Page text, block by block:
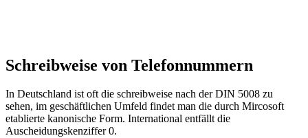
Schreibweise von Telefonnummern
In Deutschland ist oft die schreibweise nach der DIN 5008 zu
sehen, im geschäftlichen Umfeld findet man die durch Mircosoft
etablierte kanonische Form. International entfällt die
Auscheidungskenziffer 0.